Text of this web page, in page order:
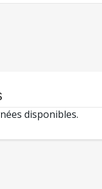
disponibles.